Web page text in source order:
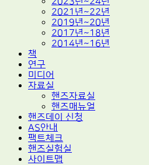
2021년~22년
2019년~20년
2017년~18년
2014년~16년
책
연구
미디어
자료실
핸즈자료실
핸즈매뉴얼
핸즈데이 신청
AS안내
팩트체크
핸즈실험실
사이트맵